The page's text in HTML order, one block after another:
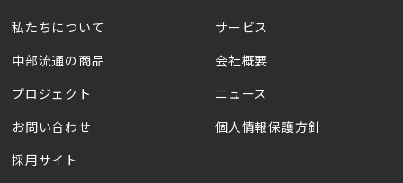
私たちについて
サービス
中部流通の商品
会社概要
プロジェクト
ニュース
お問い合わせ
個人情報保護方針
採用サイト